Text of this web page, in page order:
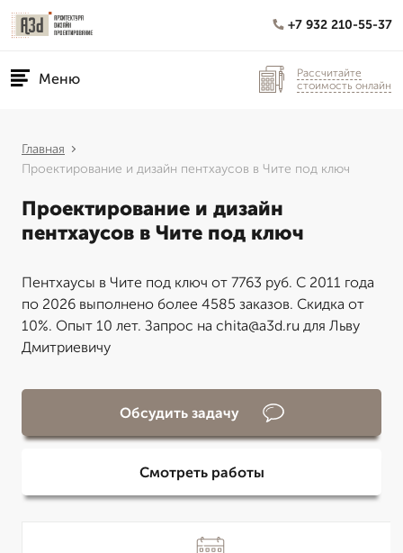
+7 932 210-55-37
Меню
Рассчитайте
стоимость онлайн
Главная
Проектирование и дизайн пентхаусов в Чите под ключ
Проектирование и дизайн
пентхаусов в Чите под ключ
Пентхаусы в Чите под ключ от 7763 руб. С 2011 года
по 2026 выполнено более 4585 заказов. Скидка от
10%. Опыт 10 лет. Запрос на chita@a3d.ru для Льву
Дмитриевичу
Обсудить задачу
Смотреть работы